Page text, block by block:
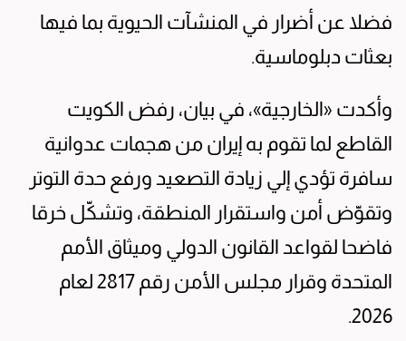
فضلا عن أضرار في المنشآت الحيوية بما فيها
بعثات دبلوماسية.
وأكدت «الخارجية»، في بيان، رفض الكويت
القاطع لما تقوم به إيران من هجمات عدوانية
سافرة تؤدي إلي زيادة التصعيد ورفع حدة التوتر
وتقوّض أمن واستقرار المنطقة، وتشكّل خرقا
فاضحا لقواعد القانون الدولي وميثاق الأمم
المتحدة وقرار مجلس الأمن رقم 2817 لعام
2026.